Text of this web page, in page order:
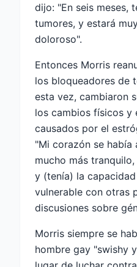
dijo: "En seis meses,
tumores, y estará
doloroso".
Entonces Morris
los bloqueadores de
esta vez, cambiaron
los cambios físicos y
causados por el
"Mi corazón se había
mucho más
y (tenía) la
vulnerable con otras
discusiones sobre
Morris siempre se
hombre gay "swishy